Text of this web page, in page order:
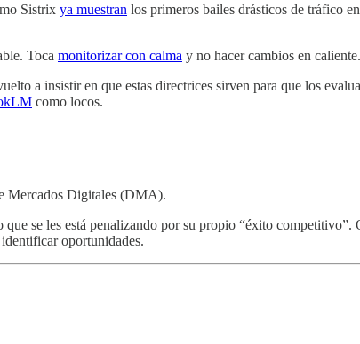
Sistrix ya muestran los primeros bailes drásticos de tráfico
Toca monitorizar con calma y no hacer cambios en caliente.
a insistir en que estas directrices sirven para que los
como locos.
Mercados Digitales (DMA).
se les está penalizando por su propio “éxito competitivo”.
oportunidades.